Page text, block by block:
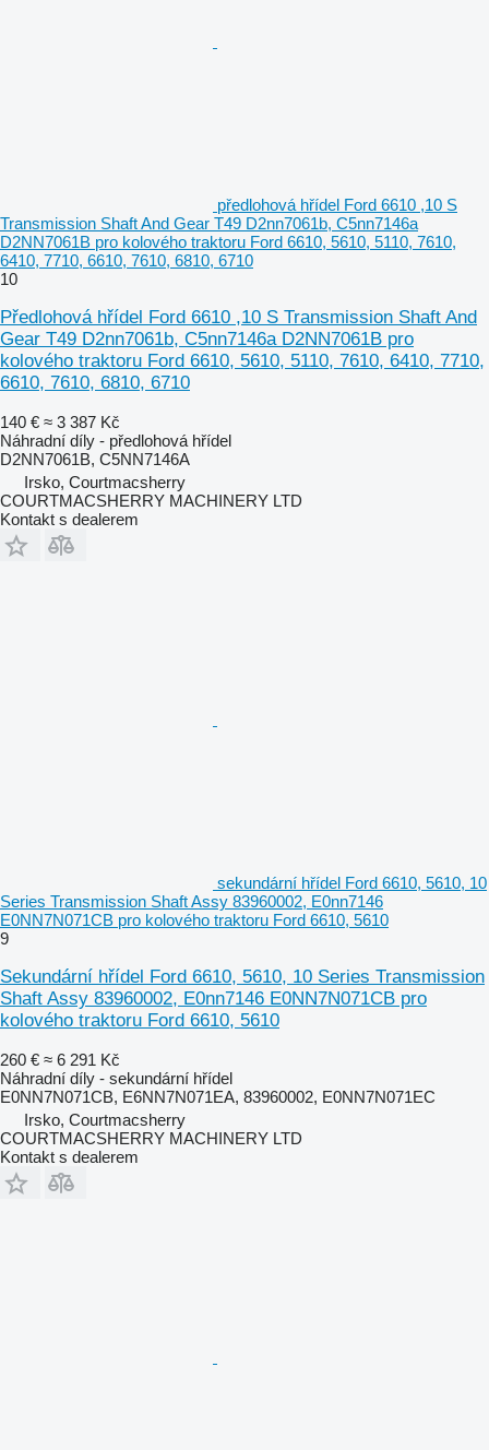
předlohová hřídel Ford 6610 ,10 S
Transmission Shaft And Gear T49 D2nn7061b, C5nn7146a
D2NN7061B pro kolového traktoru Ford 6610, 5610, 5110, 7610,
6410, 7710, 6610, 7610, 6810, 6710
10
Předlohová hřídel Ford 6610 ,10 S Transmission Shaft And
Gear T49 D2nn7061b, C5nn7146a D2NN7061B pro
kolového traktoru Ford 6610, 5610, 5110, 7610, 6410, 7710,
6610, 7610, 6810, 6710
140 € ≈ 3 387 Kč
Náhradní díly - předlohová hřídel
D2NN7061B, C5NN7146A
Irsko, Courtmacsherry
COURTMACSHERRY MACHINERY LTD
Kontakt s dealerem
sekundární hřídel Ford 6610, 5610, 10
Series Transmission Shaft Assy 83960002, E0nn7146
E0NN7N071CB pro kolového traktoru Ford 6610, 5610
9
Sekundární hřídel Ford 6610, 5610, 10 Series Transmission
Shaft Assy 83960002, E0nn7146 E0NN7N071CB pro
kolového traktoru Ford 6610, 5610
260 € ≈ 6 291 Kč
Náhradní díly - sekundární hřídel
E0NN7N071CB, E6NN7N071EA, 83960002, E0NN7N071EC
Irsko, Courtmacsherry
COURTMACSHERRY MACHINERY LTD
Kontakt s dealerem